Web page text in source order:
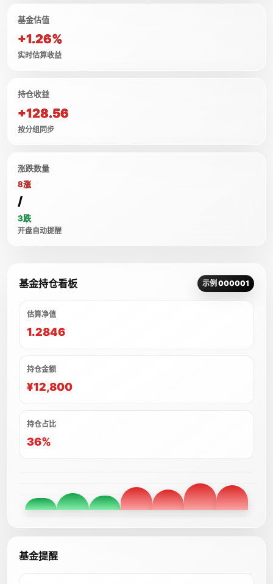
基金估值
+1.26%
实时估算收益
持仓收益
+128.56
按分组同步
涨跌数量
8涨
/
3跌
开盘自动提醒
基金持仓看板 示例 000001
估算净值
1.2846
持仓金额
¥12,800
持仓占比
36%
基金提醒